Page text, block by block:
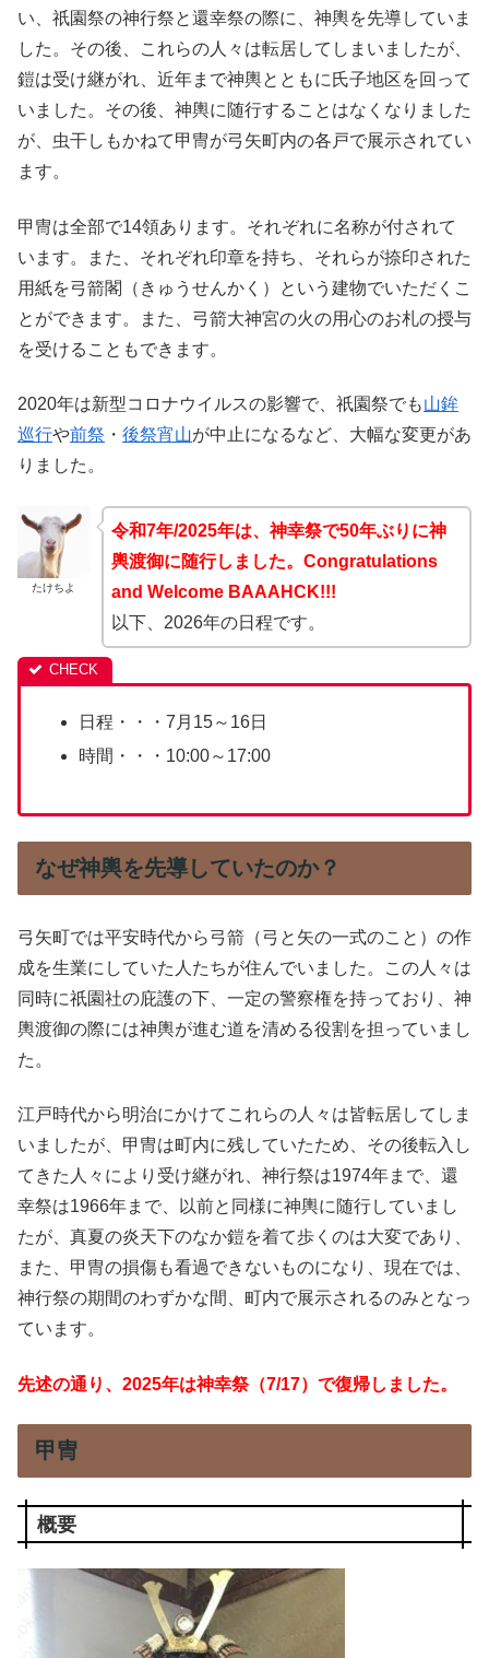
い、祇園祭の神行祭と還幸祭の際に、神輿を先導していま
した。その後、これらの人々は転居してしまいましたが、
鎧は受け継がれ、近年まで神輿とともに氏子地区を回って
いました。その後、神輿に随行することはなくなりました
が、虫干しもかねて甲冑が弓矢町内の各戸で展示されてい
ます。
甲冑は全部で14領あります。それぞれに名称が付されて
います。また、それぞれ印章を持ち、それらが捺印された
用紙を弓箭閣（きゅうせんかく）という建物でいただくこ
とができます。また、弓箭大神宮の火の用心のお札の授与
を受けることもできます。
2020年は新型コロナウイルスの影響で、祇園祭でも山鉾
巡行や前祭 ・ 後祭宵山が中止になるなど、大幅な変更があ
りました。
たけちよ
令和7年/2025年は、神幸祭で50年ぶりに神
輿渡御に随行しました。Congratulations
and Welcome BAAAHCK!!!
以下、2026年の日程です。
日程・・・7月15～16日
時間・・・10:00～17:00
なぜ神輿を先導していたのか？
弓矢町では平安時代から弓箭（弓と矢の一式のこと）の作
成を生業にしていた人たちが住んでいました。この人々は
同時に祇園社の庇護の下、一定の警察権を持っており、神
輿渡御の際には神輿が進む道を清める役割を担っていまし
た。
江戸時代から明治にかけてこれらの人々は皆転居してしま
いましたが、甲冑は町内に残していたため、その後転入し
てきた人々により受け継がれ、神行祭は1974年まで、還
幸祭は1966年まで、以前と同様に神輿に随行していまし
たが、真夏の炎天下のなか鎧を着て歩くのは大変であり、
また、甲冑の損傷も看過できないものになり、現在では、
神行祭の期間のわずかな間、町内で展示されるのみとなっ
ています。
先述の通り、2025年は神幸祭（7/17）で復帰しました。
甲冑
概要